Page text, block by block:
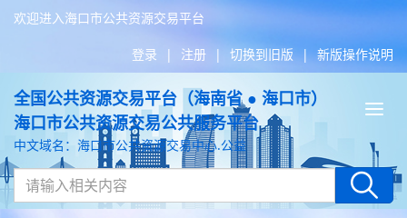
欢迎进入海口市公共资源交易平台
登录 | 注册 | 切换到旧版 | 新版操作说明
全国公共资源交易平台（海南省 ● 海口市）
海口市公共资源交易公共服务平台
中文域名：海口市公共资源交易中心.公益